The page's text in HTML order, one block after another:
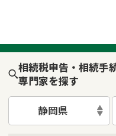
相続税申告・相続手
専門家を探す
静岡県